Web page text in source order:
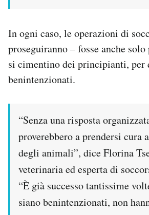
In ogni caso, le operazioni di
proseguiranno – fosse anche
si cimentino dei principianti, per
benintenzionati.
“Senza una risposta
proverebbero a prendersi cura
degli animali”, dice Florina
veterinaria ed esperta di
“È già successo tantissime
siano benintenzionati, non